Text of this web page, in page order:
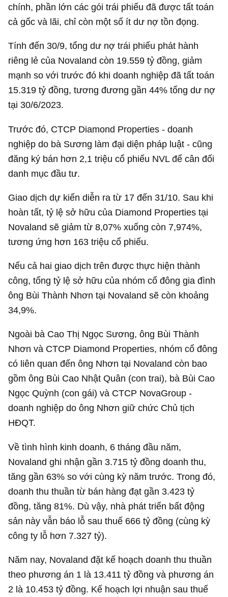
chính, phần lớn các gói trái phiếu đã được tất toán
cả gốc và lãi, chỉ còn một số ít dư nợ tồn đọng.
Tính đến 30/9, tổng dư nợ trái phiếu phát hành
riêng lẻ của Novaland còn 19.559 tỷ đồng, giảm
mạnh so với trước đó khi doanh nghiệp đã tất toán
15.319 tỷ đồng, tương đương gần 44% tổng dư nợ
tại 30/6/2023.
Trước đó, CTCP Diamond Properties - doanh
nghiệp do bà Sương làm đại diện pháp luật - cũng
đăng ký bán hơn 2,1 triệu cổ phiếu NVL để cân đối
danh mục đầu tư.
Giao dịch dự kiến diễn ra từ 17 đến 31/10. Sau khi
hoàn tất, tỷ lệ sở hữu của Diamond Properties tại
Novaland sẽ giảm từ 8,07% xuống còn 7,974%,
tương ứng hơn 163 triệu cổ phiếu.
Nếu cả hai giao dịch trên được thực hiện thành
công, tổng tỷ lệ sở hữu của nhóm cổ đông gia đình
ông Bùi Thành Nhơn tại Novaland sẽ còn khoảng
34,9%.
Ngoài bà Cao Thị Ngọc Sương, ông Bùi Thành
Nhơn và CTCP Diamond Properties, nhóm cổ đông
có liên quan đến ông Nhơn tại Novaland còn bao
gồm ông Bùi Cao Nhật Quân (con trai), bà Bùi Cao
Ngọc Quỳnh (con gái) và CTCP NovaGroup -
doanh nghiệp do ông Nhơn giữ chức Chủ tịch
HĐQT.
Về tình hình kinh doanh, 6 tháng đầu năm,
Novaland ghi nhận gần 3.715 tỷ đồng doanh thu,
tăng gần 63% so với cùng kỳ năm trước. Trong đó,
doanh thu thuần từ bán hàng đạt gần 3.423 tỷ
đồng, tăng 81%. Dù vậy, nhà phát triển bất động
sản này vẫn báo lỗ sau thuế 666 tỷ đồng (cùng kỳ
công ty lỗ hơn 7.327 tỷ).
Năm nay, Novaland đặt kế hoạch doanh thu thuần
theo phương án 1 là 13.411 tỷ đồng và phương án
2 là 10.453 tỷ đồng. Kế hoạch lợi nhuận sau thuế